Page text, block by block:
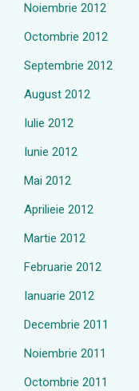
Noiembrie 2012
Octombrie 2012
Septembrie 2012
August 2012
Iulie 2012
Iunie 2012
Mai 2012
Aprilieie 2012
Martie 2012
Februarie 2012
Ianuarie 2012
Decembrie 2011
Noiembrie 2011
Octombrie 2011